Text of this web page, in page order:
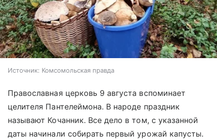
Источник: Комсомольская правда
Православная церковь 9 августа вспоминает
целителя Пантелеймона. В народе праздник
называют Кочанник. Все дело в том, с указанной
даты начинали собирать первый урожай капусты.